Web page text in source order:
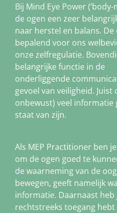
Bij Mind Eye Power
de ogen een zeer
naar herstel en balans.
bepalend voor ons
onze zelfregulatie.
belangrijke functie in de
onderliggende
gevoel van veiligheid.
onbewust) veel informatie
staat van zijn.
Als MEP Practitioner ben
om de ogen goed te
de waarneming van de
bewegen, geeft namelijk
informatie. Daarnaast heb
rechtstreeks toegang